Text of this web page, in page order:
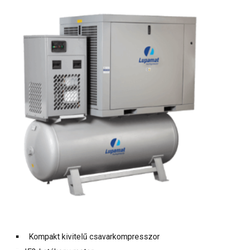
Kompakt kivitelű csavarkompresszor